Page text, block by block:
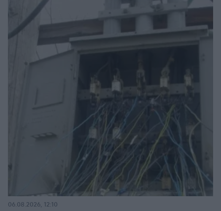
06.08.2026, 12:10